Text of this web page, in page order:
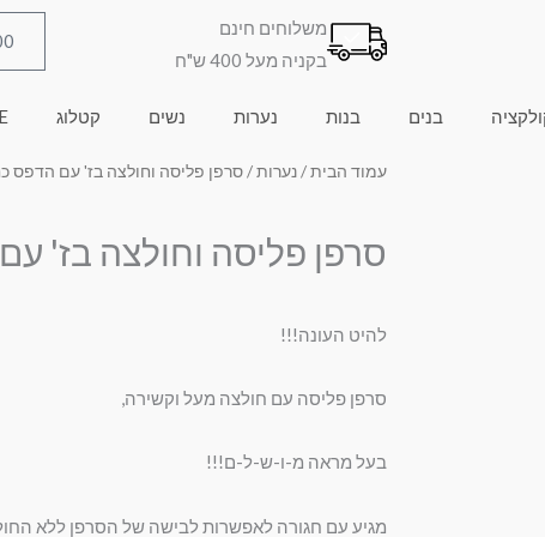
משלוחים חינם
בקניה מעל 400 ש"ח
בנים בנות נערות נשים קטלוג
עמוד הבית/נערות/ סרפן פליסה וחולצה בז' עם הדפס
סרפן פליסה וחולצה בז'
להיט העונה!!!
סרפן פליסה עם חולצה מעל וקשירה,
בעל מראה מ-ו-ש-ל-ם!!!
מגיע עם חגורה לאפשרות לבישה של הסרפן ללא